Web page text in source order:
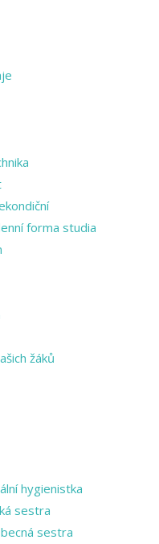
forma studia
žáků
hygienistka
sestra
sestra